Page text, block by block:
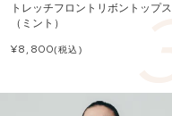
トレッチフロントリボントップス
（ミント）
¥8,800(税込)